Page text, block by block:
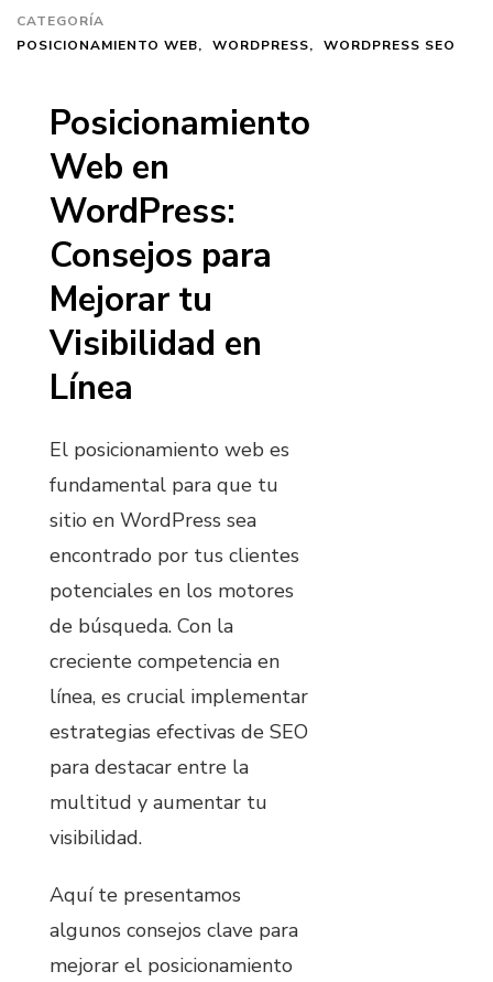
CATEGORÍA
POSICIONAMIENTO WEB
WORDPRESS WORDPRESS SEO
Posicionamiento
Web en
WordPress:
Consejos para
Mejorar tu
Visibilidad en
Línea
El posicionamiento web es
fundamental para que tu
sitio en WordPress sea
encontrado por tus clientes
potenciales en los motores
de búsqueda. Con la
creciente competencia en
línea, es crucial implementar
estrategias efectivas de SEO
para destacar entre la
multitud y aumentar tu
visibilidad.
Aquí te presentamos
algunos consejos clave para
mejorar el posicionamiento